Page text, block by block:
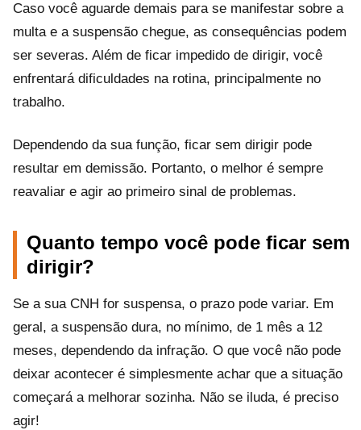
Caso você aguarde demais para se manifestar sobre a
multa e a suspensão chegue, as consequências podem
ser severas. Além de ficar impedido de dirigir, você
enfrentará dificuldades na rotina, principalmente no
trabalho.
Dependendo da sua função, ficar sem dirigir pode
resultar em demissão. Portanto, o melhor é sempre
reavaliar e agir ao primeiro sinal de problemas.
Quanto tempo você pode ficar sem
dirigir?
Se a sua CNH for suspensa, o prazo pode variar. Em
geral, a suspensão dura, no mínimo, de 1 mês a 12
meses, dependendo da infração. O que você não pode
deixar acontecer é simplesmente achar que a situação
começará a melhorar sozinha. Não se iluda, é preciso
agir!